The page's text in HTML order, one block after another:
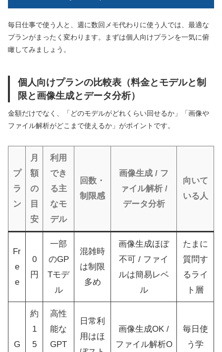
毎日仕事で使う人と、週に数回メモ代わりに使う人では、最適な
プランがまったく変わります。まずは個人向けプランを一気に俯
瞰してみましょう。
個人向けプランの比較表（料金とモデルと制
限と画像生成とデータ分析）
金額だけでなく、「どのモデルがどれくらい回せるか」「画像や
ファイル解析がどこまで使えるか」がポイントです。
プ
ラ
ン
月
額
の
目
安
利用
でき
る主
なモ
デル
回数・
制限感
画像生成 / フ
ァイル解析 /
データ分析
向いて
いる人
Fr
e
e
0
円
一部
のGP
Tモデ
ル
混雑時
は制限
多め
画像生成ほぼ
不可 / ファイ
ルは簡易レベ
ル
たまに
質問す
るライ
ト層
G
約
1
5
高性
能な
GPT
日常利
用はほ
画像生成OK /
ファイル解析O
毎日使
う学